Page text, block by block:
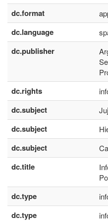
dc.format
dc.language
dc.publisher
dc.rights
dc.subject
dc.subject
dc.subject
dc.title
dc.type
dc.type